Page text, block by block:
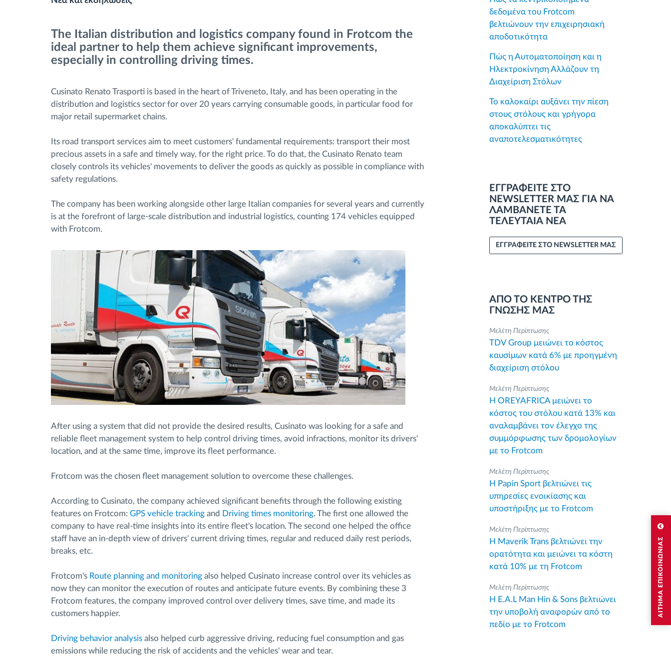
ΑΙΤΗΜΑ ΕΠΙΚΟΙΝΩΝΙΑΣ
Διαχείριση καυσίμου
Σχεδιασμός και παρακολούθηση
Αυτόματη αναγνώριση οδηγού
Ανακαλύψτε όλα τα χαρακτηριστικά
The Italian distribution and logistics company found in Frotcom the
ideal partner to help them achieve significant improvements,
especially in controlling driving times.
Cusinato Renato Trasporti is based in the heart of Triveneto, Italy, and has been operating in the
distribution and logistics sector for over 20 years carrying consumable goods, in particular food for
major retail supermarket chains.
Its road transport services aim to meet customers' fundamental requirements: transport their most
precious assets in a safe and timely way, for the right price. To do that, the Cusinato Renato team
closely controls its vehicles' movements to deliver the goods as quickly as possible in compliance with
safety regulations.
The company has been working alongside other large Italian companies for several years and currently
is at the forefront of large-scale distribution and industrial logistics, counting 174 vehicles equipped
with Frotcom.
After using a system that did not provide the desired results, Cusinato was looking for a safe and
reliable fleet management system to help control driving times, avoid infractions, monitor its drivers'
location, and at the same time, improve its fleet performance.
Frotcom was the chosen fleet management solution to overcome these challenges.
According to Cusinato, the company achieved significant benefits through the following existing
features on Frotcom: GPS vehicle tracking and Driving times monitoring. The first one allowed the
company to have real-time insights into its entire fleet's location. The second one helped the office
staff have an in-depth view of drivers' current driving times, regular and reduced daily rest periods,
breaks, etc.
Frotcom's Route planning and monitoring also helped Cusinato increase control over its vehicles as
now they can monitor the execution of routes and anticipate future events. By combining these 3
Frotcom features, the company improved control over delivery times, save time, and made its
customers happier.
Driving behavior analysis also helped curb aggressive driving, reducing fuel consumption and gas
emissions while reducing the risk of accidents and the vehicles' wear and tear.
δεδομένα του Frotcom
βελτιώνουν την επιχειρησιακή
αποδοτικότητα
Πώς η Αυτοματοποίηση και η
Ηλεκτροκίνηση Αλλάζουν τη
Διαχείριση Στόλων
Το καλοκαίρι αυξάνει την πίεση
στους στόλους και γρήγορα
αποκαλύπτει τις
αναποτελεσματικότητες
ΕΓΓΡΑΦΕΙΤΕ ΣΤΟ
NEWSLETTER ΜΑΣ ΓΙΑ ΝΑ
ΛΑΜΒΑΝΕΤΕ ΤΑ
ΤΕΛΕΥΤΑΙΑ ΝΕΑ
ΕΓΓΡΑΦΕΙΤΕ ΣΤΟ NEWSLETTER ΜΑΣ
ΑΠΟ ΤΟ ΚΕΝΤΡΟ ΤΗΣ
ΓΝΩΣΗΣ ΜΑΣ
Μελέτη Περίπτωσης
TDV Group μειώνει το κόστος
καυσίμων κατά 6% με προηγμένη
διαχείριση στόλου
Μελέτη Περίπτωσης
Η OREYAFRICA μειώνει το
κόστος του στόλου κατά 13% και
αναλαμβάνει τον έλεγχο της
συμμόρφωσης των δρομολογίων
με το Frotcom
Μελέτη Περίπτωσης
Η Papin Sport βελτιώνει τις
υπηρεσίες ενοικίασης και
υποστήριξης με το Frotcom
Μελέτη Περίπτωσης
Η Maverik Trans βελτιώνει την
ορατότητα και μειώνει τα κόστη
κατά 10% με τη Frotcom
Μελέτη Περίπτωσης
Η E.A.L Man Hin & Sons βελτιώνει
την υποβολή αναφορών από το
πεδίο με το Frotcom